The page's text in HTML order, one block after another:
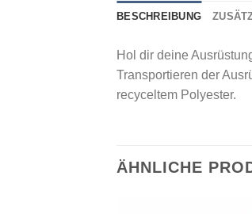
BESCHREIBUNG
Hol dir deine
Transportieren der
recyceltem Polyester.
ÄHNLICHE